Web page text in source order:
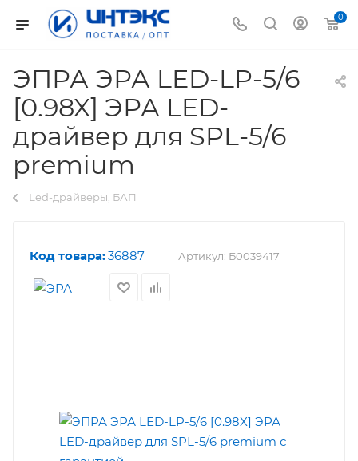
0
ЭПРА ЭРА LED-LP-5/6
[0.98X] ЭРА LED-
драйвер для SPL-5/6
premium
Led-драйверы, БАП
Код товара:36887 Артикул: Б0039417